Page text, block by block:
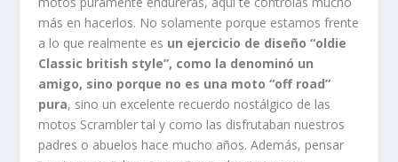
más en hacerlos. No solamente porque estamos frente
a lo que realmente es un ejercicio de diseño “oldie
Classic british style”, como la denominó un
amigo, sino porque no es una moto “off road”
pura, sino un excelente recuerdo nostálgico de las
motos Scrambler tal y como las disfrutaban nuestros
padres o abuelos hace mucho años. Además, pensar